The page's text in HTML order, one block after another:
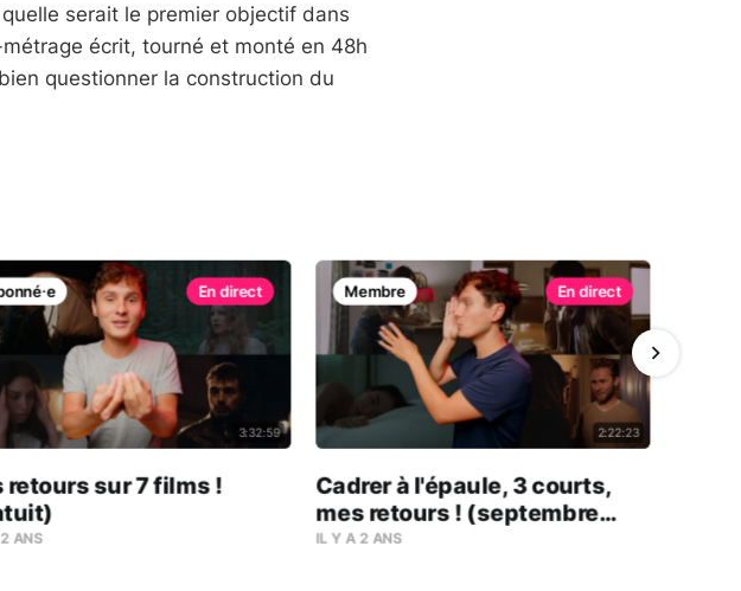
serait le premier objectif dans
écrit, tourné et monté en 48h
questionner la construction du
3:32:59
retours sur 7 films !
ANS
2:22:23
Membre
Cadrer à l'épaule, 3 courts,
mes retours ! (septembre
2024)
IL Y A 2 ANS